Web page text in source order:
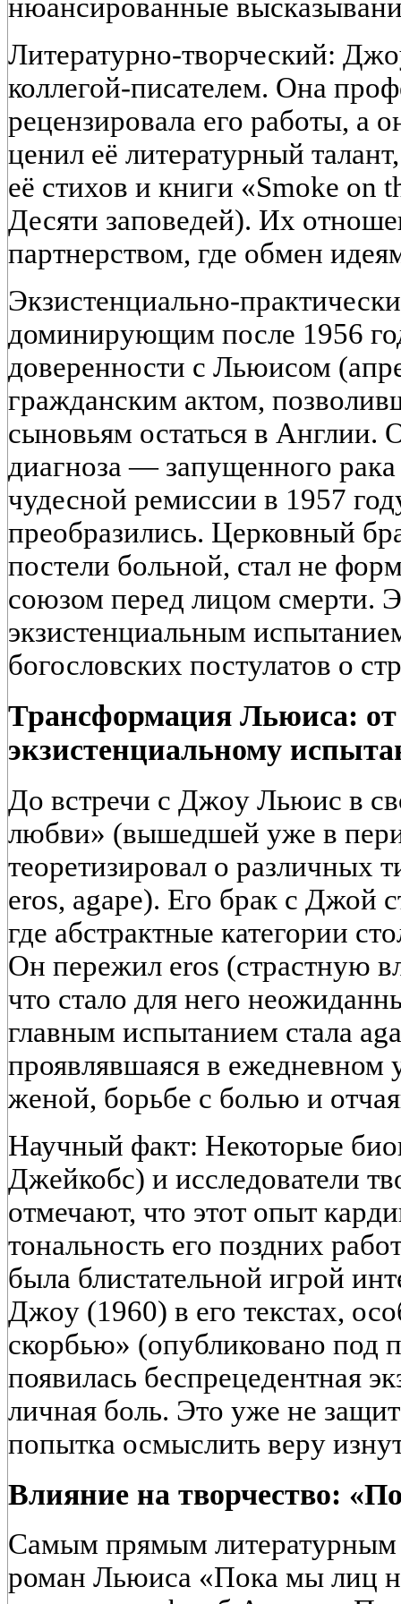
нюансированные
Литературно-творческий:
коллегой-писателем. Она
рецензировала его работы, а
ценил её литературный
её стихов и книги «Smoke on
Десяти заповедей). Их
партнерством, где обмен
Экзистенциально-
доминирующим после 1956
доверенности с Льюисом
гражданским актом,
сыновьям остаться в Англии.
диагноза — запущенного
чудесной ремиссии в 1957
преобразились. Церковный
постели больной, стал не
союзом перед лицом смерти.
экзистенциальным
богословских постулатов о
Трансформация Льюиса:
экзистенциальному
До встречи с Джoy Льюис в
любви» (вышедшей уже в
теоретизировал о различных
eros, agape). Его брак с Джой
где абстрактные категории
Он пережил eros (страстную
что стало для него
главным испытанием стала
проявлявшаяся в
женой, борьбе с болью и
Научный факт: Некоторые
Джейкобс) и исследователи
отмечают, что этот опыт
тональность его поздних
была блистательной игрой
Джoy (1960) в его текстах,
скорбью» (опубликовано под
появилась беспрецедентная
личная боль. Это уже не
попытка осмыслить веру
Влияние на творчество:
Самым прямым литературным
роман Льюиса «Пока мы лиц